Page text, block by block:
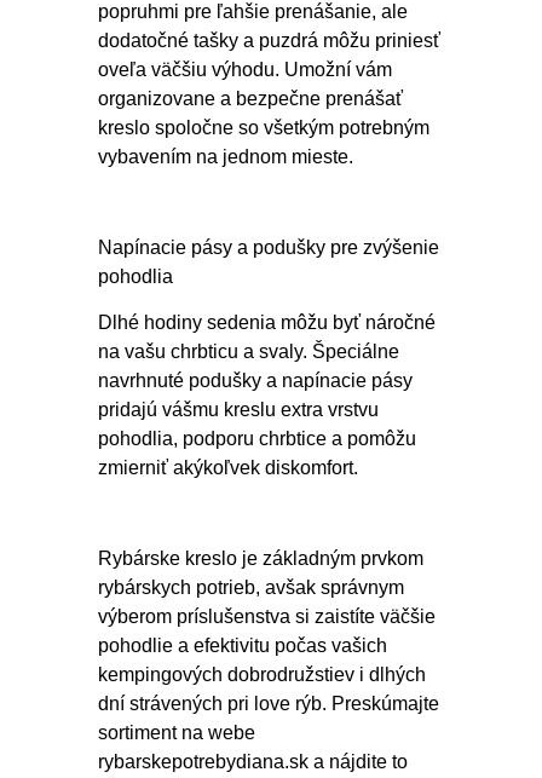
popruhmi pre ľahšie prenášanie, ale
dodatočné tašky a puzdrá môžu priniesť
oveľa väčšiu výhodu. Umožní vám
organizovane a bezpečne prenášať
kreslo spoločne so všetkým potrebným
vybavením na jednom mieste.
Napínacie pásy a podušky pre zvýšenie
pohodlia
Dlhé hodiny sedenia môžu byť náročné
na vašu chrbticu a svaly. Špeciálne
navrhnuté podušky a napínacie pásy
pridajú vášmu kreslu extra vrstvu
pohodlia, podporu chrbtice a pomôžu
zmierniť akýkoľvek diskomfort.
Rybárske kreslo je základným prvkom
rybárskych potrieb, avšak správnym
výberom príslušenstva si zaistíte väčšie
pohodlie a efektivitu počas vašich
kempingových dobrodružstiev i dlhých
dní strávených pri love rýb. Preskúmajte
sortiment na webe
rybarskepotrebydiana.sk a nájdite to